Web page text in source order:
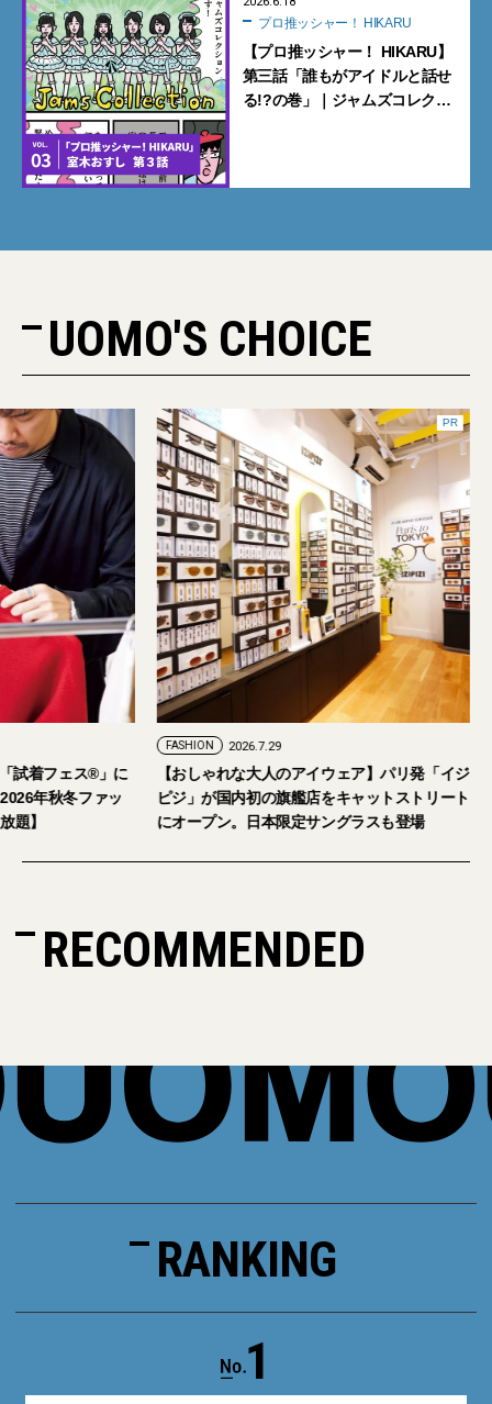
プロ推ッシャー！ HIKARU
【プロ推ッシャー！ HIKARU】
第三話「誰もがアイドルと話せ
る!?の巻」｜ジャムズコレク
UOMO'S CHOICE
試着フェス®︎」に
年秋冬ファッ
題】
PR
FASHION 2026.7.29
【おしゃれな大人のアイウェア】パリ発「イジ
ピジ」が国内初の旗艦店をキャットストリート
にオープン。日本限定サングラスも登場
RECOMMENDED
RANKING
1